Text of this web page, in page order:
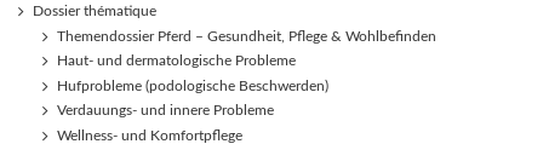
Dossier thématique
Themendossier Pferd – Gesundheit, Pflege & Wohlbefinden
Haut- und dermatologische Probleme
Hufprobleme (podologische Beschwerden)
Verdauungs- und innere Probleme
Wellness- und Komfortpflege